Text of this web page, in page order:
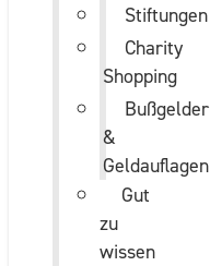
Stiftungen
Charity
Shopping
Bußgelder
&
Geldauflagen
Gut
zu
wissen